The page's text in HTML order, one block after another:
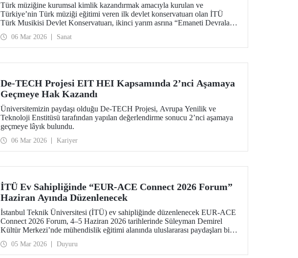
Türk müziğine kurumsal kimlik kazandırmak amacıyla kurulan ve
Türkiye’nin Türk müziği eğitimi veren ilk devlet konservatuarı olan İTÜ
Türk Musikisi Devlet Konservatuarı, ikinci yarım asrına “Emaneti Devralan
06 Mar 2026 Sanat
De-TECH Projesi EIT HEI Kapsamında 2’nci Aşamaya
Geçmeye Hak Kazandı
Üniversitemizin paydaşı olduğu De-TECH Projesi, Avrupa Yenilik ve
Teknoloji Enstitüsü tarafından yapılan değerlendirme sonucu 2’nci aşamaya
geçmeye lâyık bulundu.
06 Mar 2026 Kariyer
İTÜ Ev Sahipliğinde “EUR-ACE Connect 2026 Forum”
Haziran Ayında Düzenlenecek
İstanbul Teknik Üniversitesi (İTÜ) ev sahipliğinde düzenlenecek EUR-ACE
Connect 2026 Forum, 4–5 Haziran 2026 tarihlerinde Süleyman Demirel
Kültür Merkezi’nde mühendislik eğitimi alanında uluslararası paydaşları bir
05 Mar 2026 Duyuru